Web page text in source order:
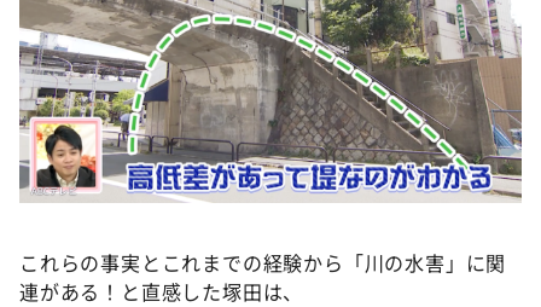
これらの事実とこれまでの経験から「川の水害」に関
連がある！と直感した塚田は、